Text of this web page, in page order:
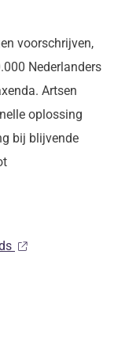
voorschrijven,
Nederlanders
Artsen
oplossing
bij blijvende